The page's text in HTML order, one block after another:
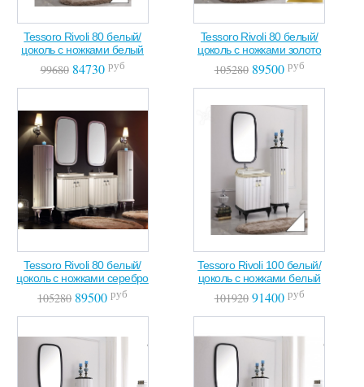
Tessoro Rivoli 80 белый/
цоколь с ножками белый
9968084730 руб
Tessoro Rivoli 80 белый/
цоколь с ножками золото
10528089500 руб
Tessoro Rivoli 80 белый/
цоколь с ножками серебро
105280 89500 руб
Tessoro Rivoli 100 белый/
цоколь с ножками белый
10192091400 руб